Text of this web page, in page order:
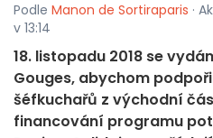
Podle Manon de Sortiraparis ·
v 13:14
18. listopadu 2018 se
Gouges, abychom
šéfkuchařů z východní
financování programu